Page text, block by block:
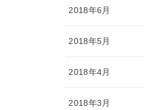
2018年6月
2018年5月
2018年4月
2018年3月